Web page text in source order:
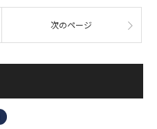
次のページ